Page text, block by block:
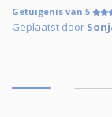
Getuigenis van 5
Geplaatst door